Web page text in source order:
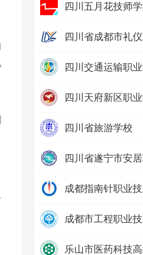
四川五月花技师
四川省成都市礼
四川交通运输职
四川天府新区职
四川省旅游学校
四川省遂宁市安
成都指南针职业
成都市工程职业
乐山市医药科技